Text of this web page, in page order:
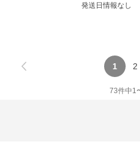
発送日情報なし
1 2
73件中1